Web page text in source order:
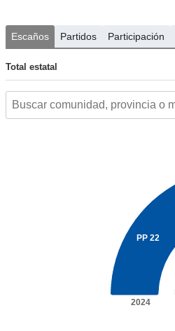
Escaños Partidos Participación
Total estatal
PP 22
2024